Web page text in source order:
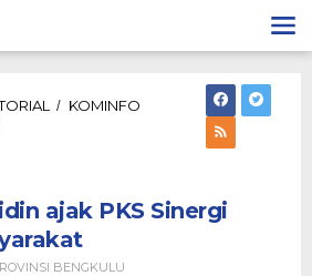
/ KOMINFO
Sinergi
Masyarakat
ajak PKS Sinergi
BENGKULU